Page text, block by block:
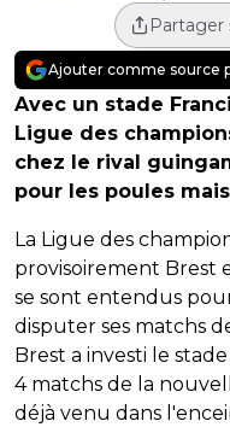
Partager
Ajouter comme source
Avec un stade
Ligue des
chez le rival
pour les poules
La Ligue des
provisoirement Brest
se sont entendus
disputer ses matchs
Brest a investi le
4 matchs de la
déjà venu dans